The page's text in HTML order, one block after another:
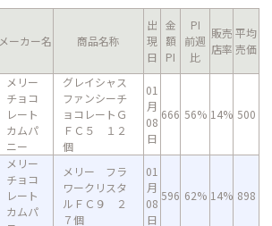
メーカー名 商品名称
出
現
日
金
額
PI
PI
前週
比
販売
店率
平均
売価
メリー
チョコ
レート
カムパ
ニー
グレイシャス
ファンシーチ
ョコレートＧ
ＦＣ５ １２
個
01
月
08
日
666 56% 14% 500
メリー
チョコ
レート
カムパ
メリー フラ
ワークリスタ
ルＦＣ９ ２
７個
01
月
08
日
596 62% 14% 898